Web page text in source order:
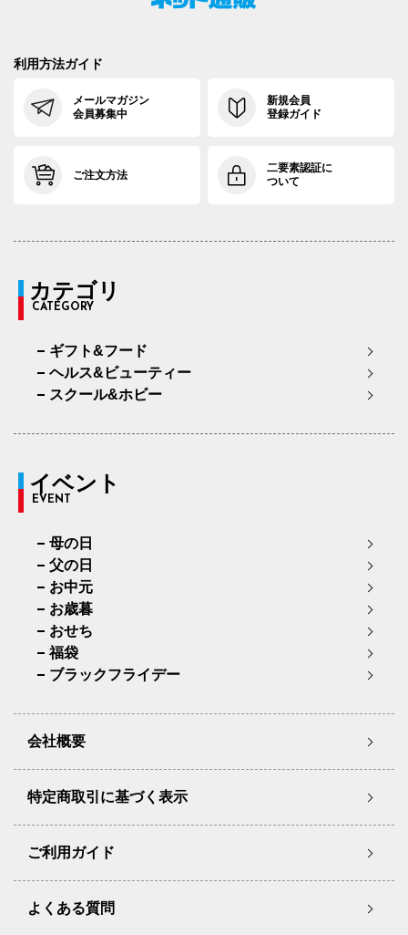
利用方法ガイド
メールマガジン
会員募集中
新規会員
登録ガイド
ご注文方法
二要素認証に
ついて
カテゴリ
CATEGORY
ギフト&フード
ヘルス&ビューティー
スクール&ホビー
イベント
EVENT
母の日
父の日
お中元
お歳暮
おせち
福袋
ブラックフライデー
会社概要
特定商取引に基づく表示
ご利用ガイド
よくある質問